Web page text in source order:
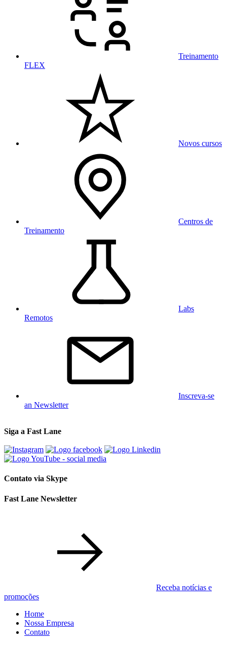
Treinamento
FLEX
Novos cursos
Centros de
Treinamento
Labs
Remotos
Inscreva-se
an Newsletter
Siga a Fast Lane
Contato via Skype
Fast Lane Newsletter
Receba notícias e
promoções
Home
Nossa Empresa
Contato